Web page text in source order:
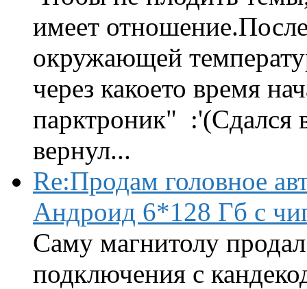
имеет
окружающей
через какоето время
парктроник" :'(Сдался
вернул...
Re:Продам головное
Андроид 6*128 Гб с
Саму магнитолу
подключения с